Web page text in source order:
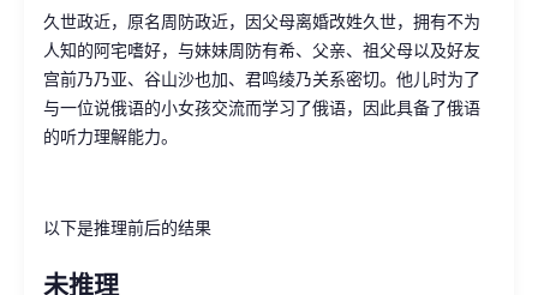
久世政近，原名周防政近，因父母离婚改姓久世，拥有不为
人知的阿宅嗜好，与妹妹周防有希、父亲、祖父母以及好友
宫前乃乃亚、谷山沙也加、君鸣绫乃关系密切。他儿时为了
与一位说俄语的小女孩交流而学习了俄语，因此具备了俄语
的听力理解能力。
以下是推理前后的结果
未推理